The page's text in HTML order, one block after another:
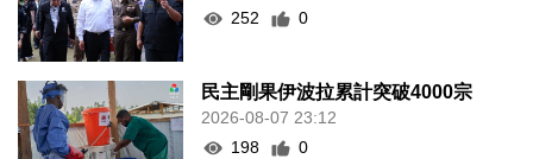
252
0
民主剛果伊波拉累計突破4000宗
2026-08-07 23:12
198
0